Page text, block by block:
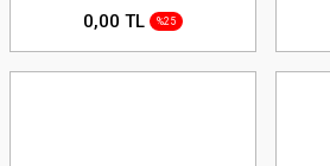
0,00 TL %25